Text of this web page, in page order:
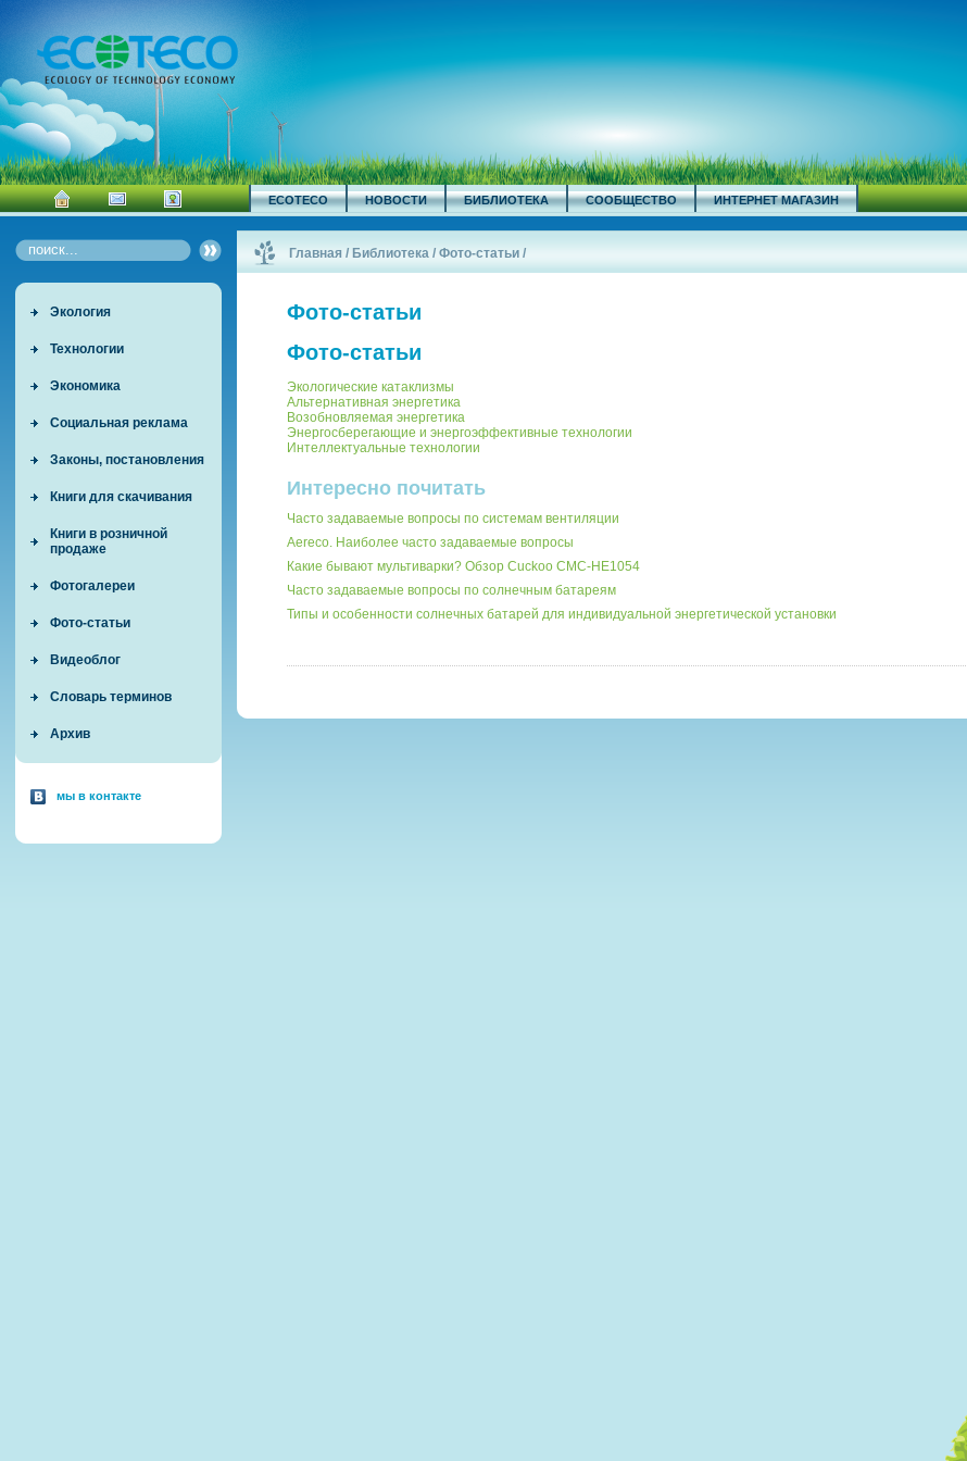
ECOTECO НОВОСТИ БИБЛИОТЕКА СООБЩЕСТВО ИНТЕРНЕТ МАГАЗИН
Экология
Технологии
Экономика
Социальная реклама
Законы, постановления
Книги для скачивания
Книги в розничной
продаже
Фотогалереи
Фото-статьи
Видеоблог
Словарь терминов
Архив
мы в контакте
Главная / Библиотека /Фото-статьи /
Фото-статьи
Фото-статьи
Экологические катаклизмы
Альтернативная энергетика
Возобновляемая энергетика
Энергосберегающие и энергоэффективные технологии
Интеллектуальные технологии
Интересно почитать
Часто задаваемые вопросы по системам вентиляции
Aereco. Наиболее часто задаваемые вопросы
Какие бывают мультиварки? Обзор Cuckoo CMC-HE1054
Часто задаваемые вопросы по солнечным батареям
Типы и особенности солнечных батарей для индивидуальной энергетической установки